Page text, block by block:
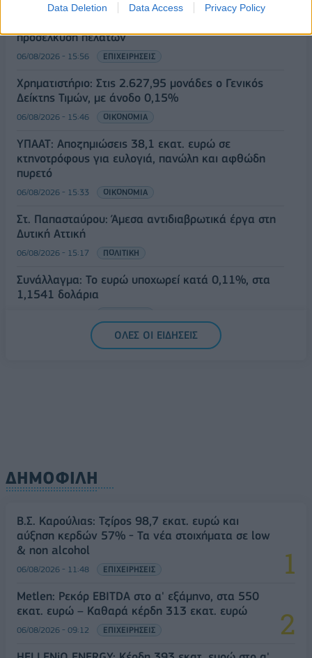
Data Deletion Data Access Privacy Policy
Οι ελληνικές scale-ups επιχειρήσεις στρέφονται
προσέλκυση πελατών
06/08/2026 - 15:56 ΕΠΙΧΕΙΡΗΣΕΙΣ
Χρηματιστήριο: Στις 2.627,95 μονάδες ο Γενικός
Δείκτης Τιμών, με άνοδο 0,15%
06/08/2026 - 15:46 ΟΙΚΟΝΟΜΙΑ
ΥΠΑΑΤ: Αποζημιώσεις 38,1 εκατ. ευρώ σε
κτηνοτρόφους για ευλογιά, πανώλη και αφθώδη
πυρετό
06/08/2026 - 15:33 ΟΙΚΟΝΟΜΙΑ
Στ. Παπασταύρου: Άμεσα αντιδιαβρωτικά έργα στη
Δυτική Αττική
06/08/2026 - 15:17 ΠΟΛΙΤΙΚΗ
Συνάλλαγμα: Το ευρώ υποχωρεί κατά 0,11%, στα
1,1541 δολάρια
ΟΛΕΣ ΟΙ ΕΙΔΗΣΕΙΣ
ΔΗΜΟΦΙΛΗ
Β.Σ. Καρούλιας: Τζίρος 98,7 εκατ. ευρώ και
αύξηση κερδών 57% - Τα νέα στοιχήματα σε low
& non alcohol
06/08/2026 - 11:48 ΕΠΙΧΕΙΡΗΣΕΙΣ
Metlen: Ρεκόρ EBITDA στο α' εξάμηνο, στα 550
εκατ. ευρώ – Καθαρά κέρδη 313 εκατ. ευρώ
06/08/2026 - 09:12 ΕΠΙΧΕΙΡΗΣΕΙΣ